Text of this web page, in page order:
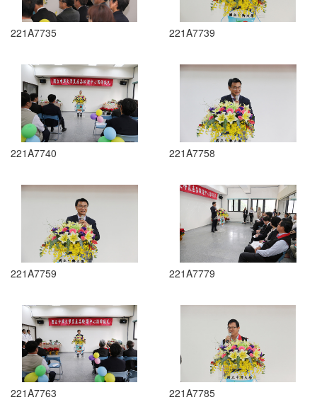
221A7735 221A7739
221A7740 221A7758
221A7759 221A7779
221A7763 221A7785